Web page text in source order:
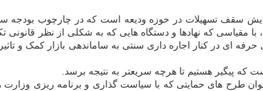
سقف تسهیلات در حوزه ودیعه است که در چارچوب بودجه
که نهادها و دستگاه هایی که به شکلی از نظر قانونی
در کنار اجاره داری سنتی به ساماندهی بازار کمک و
پیگیر هستیم تا هرچه سریعتر به نتیجه برسد.
طرح های حمایتی که با سیاست گذاری و برنامه ریزی